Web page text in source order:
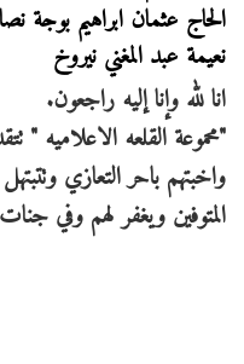
الحاج عثمان ابراهيم بوجة
نعيمة عبد المغني نيروخ
انا لله وإنا إليه راجعون.
"محموعة القلعه الاعلاميه "
واخبتهم باحر التعازي
المتوفين ويغفر لهم وفي جنات